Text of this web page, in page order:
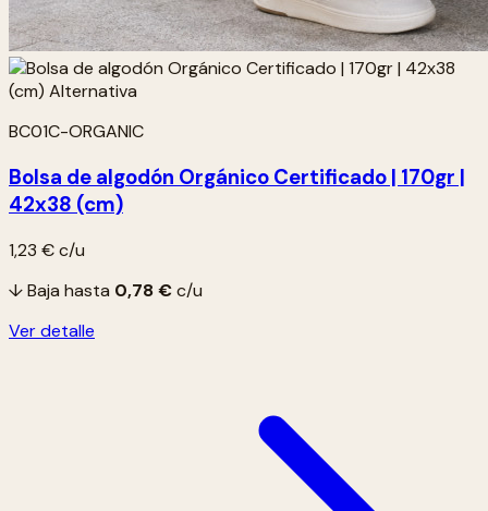
BC01C-ORGANIC
Bolsa de algodón Orgánico Certificado | 170gr |
42x38 (cm)
1,23 €c/u
↓ Baja hasta 0,78 €c/u
Ver detalle